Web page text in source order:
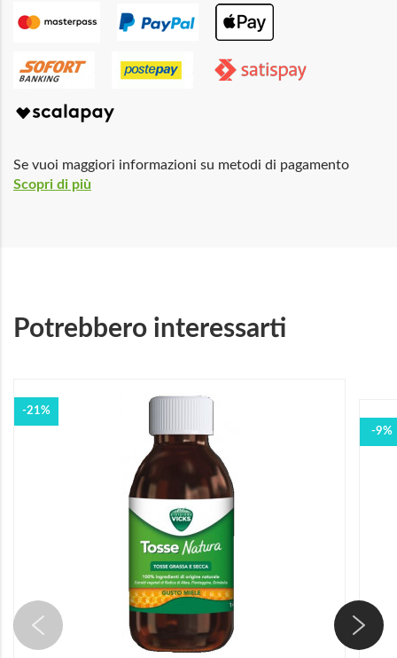
Se vuoi maggiori informazioni su metodi di pagamento
Scopri di più
Potrebbero interessarti
-21%
-9%